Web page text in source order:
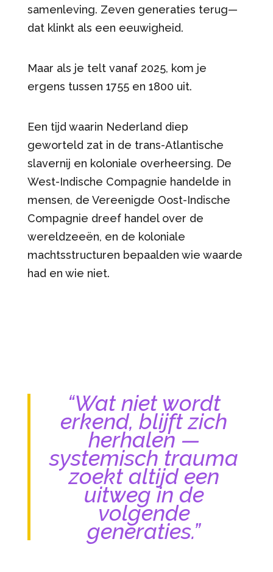
samenleving. Zeven generaties terug—
dat klinkt als een eeuwigheid.
Maar als je telt vanaf 2025, kom je
ergens tussen 1755 en 1800 uit.
Een tijd waarin Nederland diep
geworteld zat in de trans-Atlantische
slavernij en koloniale overheersing. De
West-Indische Compagnie handelde in
mensen, de Vereenigde Oost-Indische
Compagnie dreef handel over de
wereldzeeën, en de koloniale
machtsstructuren bepaalden wie waarde
had en wie niet.
“Wat niet wordt
erkend, blijft zich
herhalen —
systemisch trauma
zoekt altijd een
uitweg in de
volgende
generaties.”